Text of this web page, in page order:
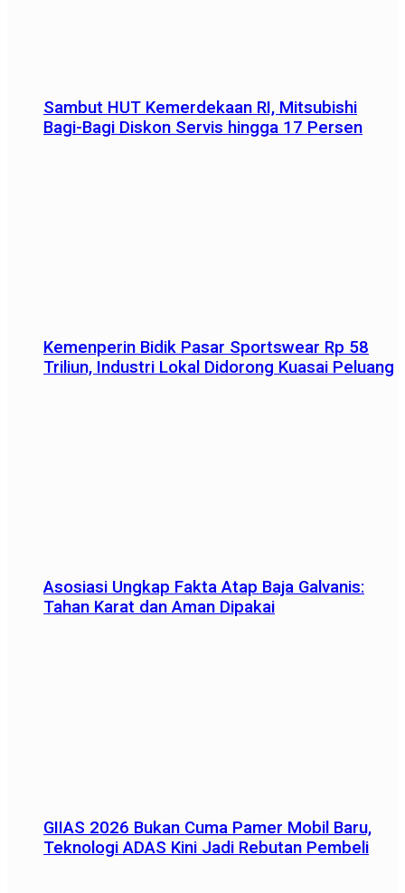
Sambut HUT Kemerdekaan RI, Mitsubishi
Bagi-Bagi Diskon Servis hingga 17 Persen
Kemenperin Bidik Pasar Sportswear Rp 58
Triliun, Industri Lokal Didorong Kuasai Peluang
Asosiasi Ungkap Fakta Atap Baja Galvanis:
Tahan Karat dan Aman Dipakai
GIIAS 2026 Bukan Cuma Pamer Mobil Baru,
Teknologi ADAS Kini Jadi Rebutan Pembeli